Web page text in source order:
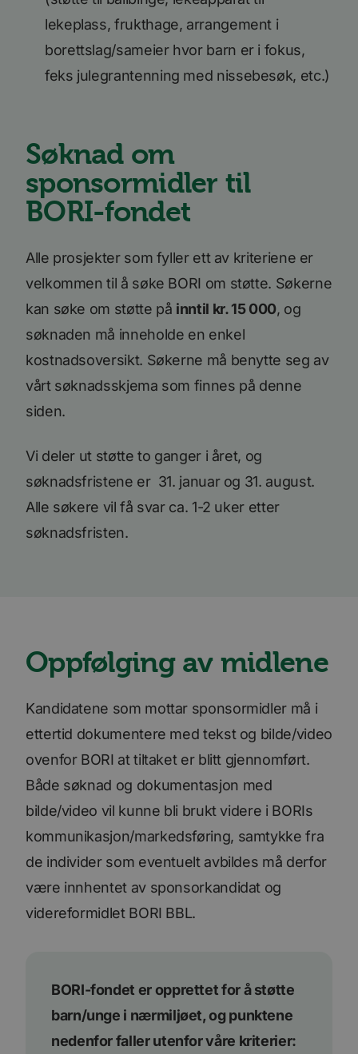
lekeplass, frukthage, arrangement i
borettslag/sameier hvor barn er i fokus,
feks julegrantenning med nissebesøk, etc.)
Søknad om
sponsormidler til
BORI-fondet
Alle prosjekter som fyller ett av kriteriene er
velkommen til å søke BORI om støtte. Søkerne
kan søke om støtte på inntil kr. 15 000, og
søknaden må inneholde en enkel
kostnadsoversikt. Søkerne må benytte seg av
vårt søknadsskjema som finnes på denne
siden.
Vi deler ut støtte to ganger i året, og
søknadsfristene er 31. januar og 31. august.
Alle søkere vil få svar ca. 1-2 uker etter
søknadsfristen.
Oppfølging av midlene
Kandidatene som mottar sponsormidler må i
ettertid dokumentere med tekst og bilde/video
ovenfor BORI at tiltaket er blitt gjennomført.
Både søknad og dokumentasjon med
bilde/video vil kunne bli brukt videre i BORIs
kommunikasjon/markedsføring, samtykke fra
de individer som eventuelt avbildes må derfor
være innhentet av sponsorkandidat og
videreformidlet BORI BBL.
BORI-fondet er opprettet for å støtte
barn/unge i nærmiljøet, og punktene
nedenfor faller utenfor våre kriterier: